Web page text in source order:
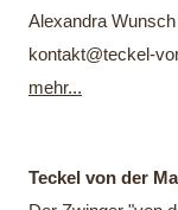
Alexandra Wunsch
kontakt@teckel-
mehr...
Teckel von der